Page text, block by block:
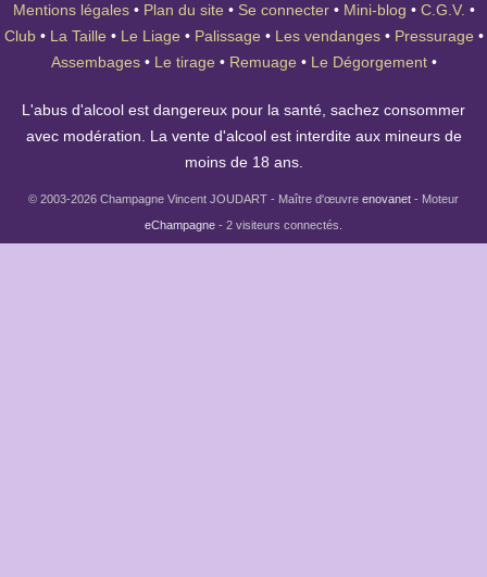
Mentions légales • Plan du site • Se connecter • Mini-blog • C.G.V. •
Club • La Taille • Le Liage • Palissage • Les vendanges • Pressurage •
Assembages • Le tirage • Remuage • Le Dégorgement •
L'abus d'alcool est dangereux pour la santé, sachez consommer
avec modération. La vente d'alcool est interdite aux mineurs de
moins de 18 ans.
© 2003-2026 Champagne Vincent JOUDART - Maître d'œuvre enovanet - Moteur
eChampagne - 2 visiteurs connectés.